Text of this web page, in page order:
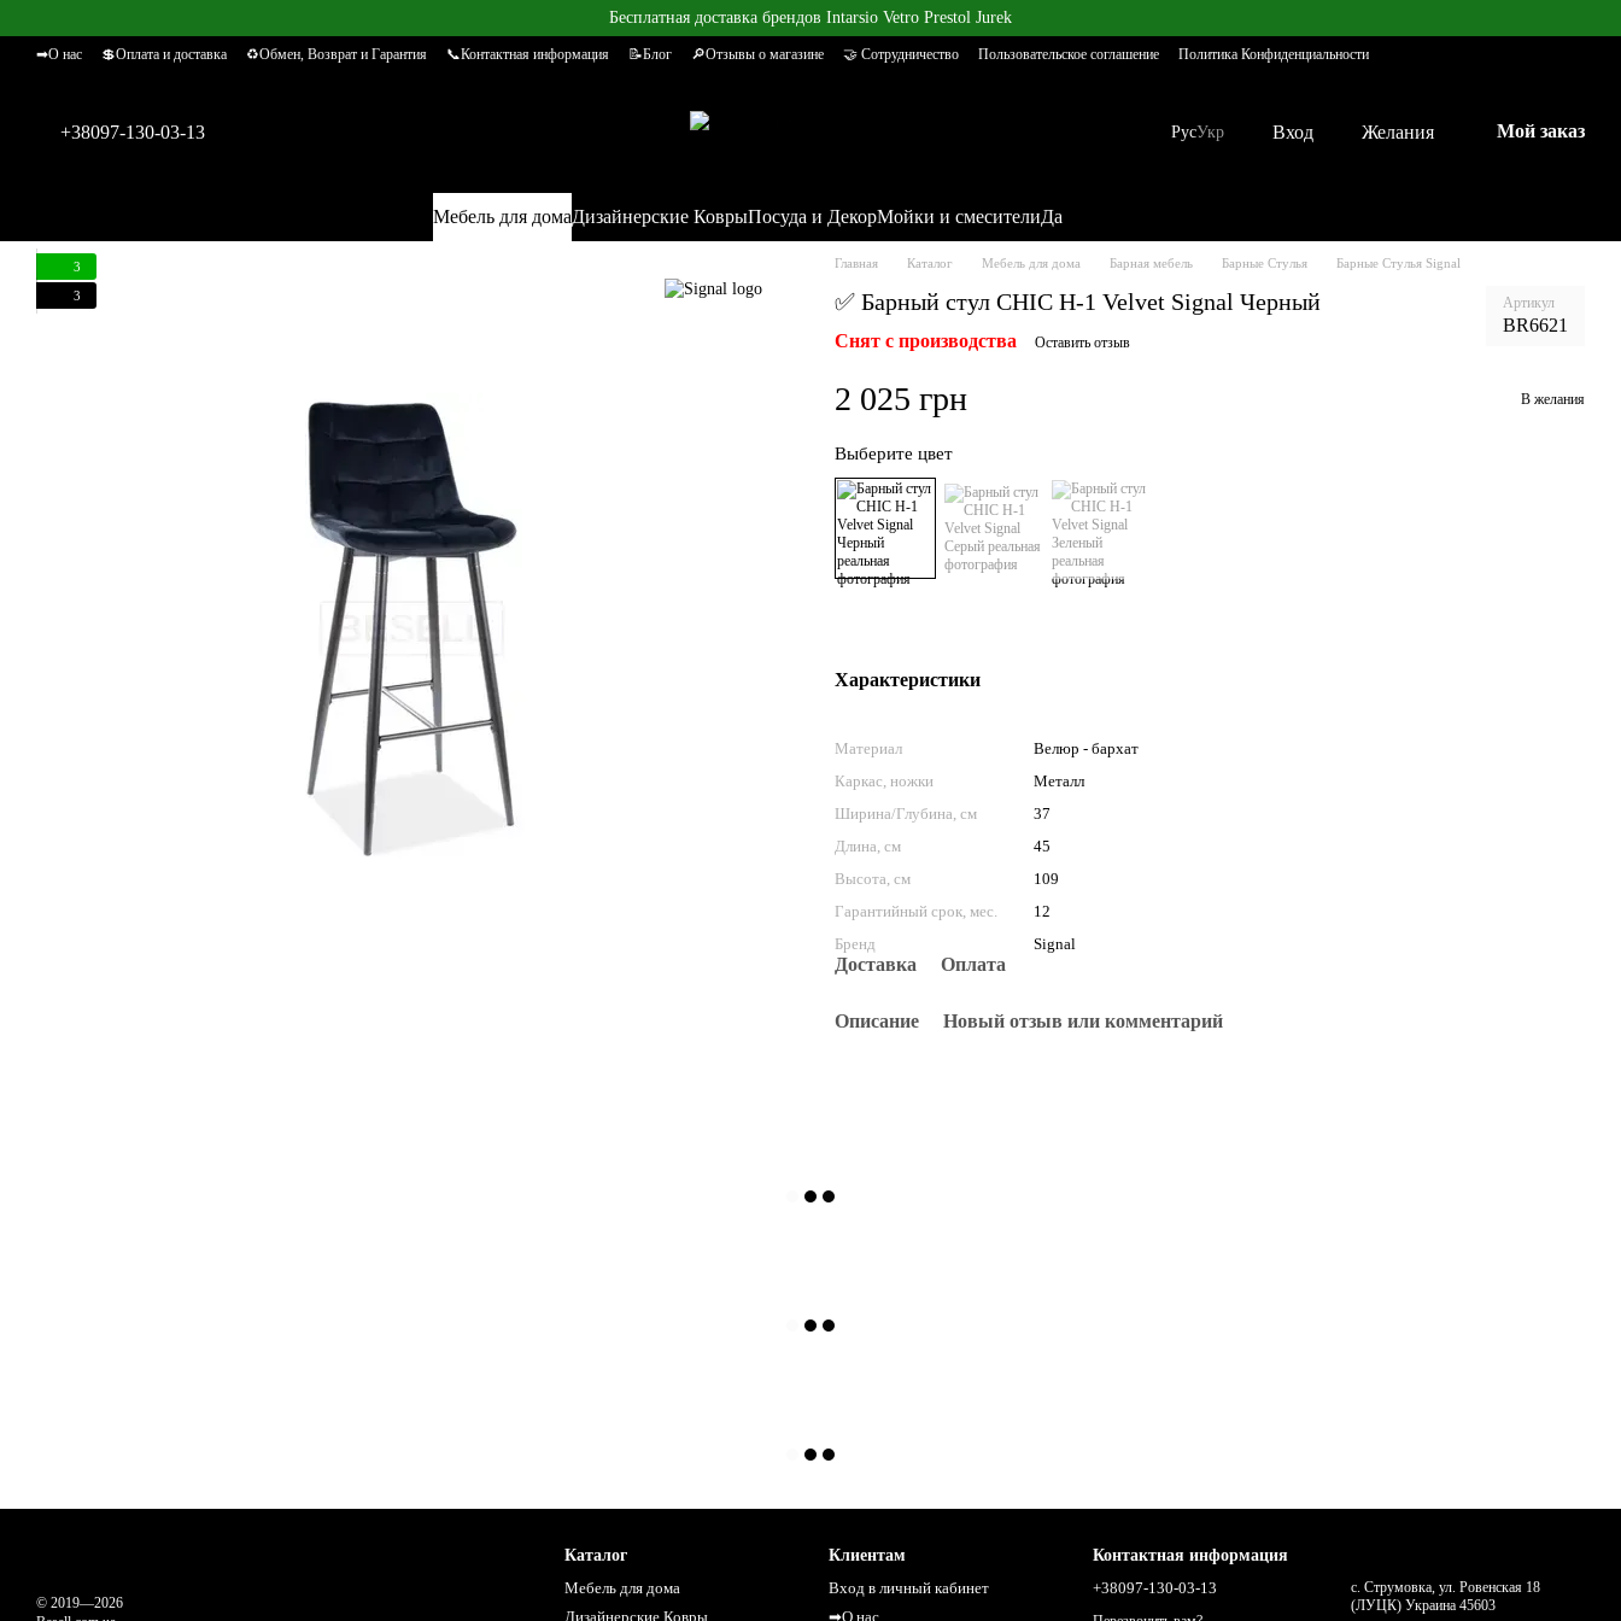
Бесплатная доставка брендов Intarsio Vetro Prestol Jurek
➡О нас 💲Оплата и доставка ♻Обмен, Возврат и Гарантия 📞Контактная информация 📝Блог 🔎Отзывы о магазине 🤝 Сотрудничество Пользовательское соглашение Политика Конфиденциальности
+38097-130-03-13 РусУкр Вход Желания Мой заказ
Мебель для домаДизайнерские КоврыПосуда и ДекорМойки и смесителиДа
3
3
Главная Каталог Мебель для дома Барная мебель Барные Стулья Барные Стулья Signal
✅ Барный стул CHIC H-1 Velvet Signal Черный Артикул
BR6621
Снят с производства Оставить отзыв
2 025 грн В желания
Выберите цвет
Характеристики
Материал
Велюр - бархат
Каркас, ножки
Металл
Ширина/Глубина, см
37
Длина, см
45
Высота, см
109
Гарантийный срок, мес.
12
Бренд
Signal
Доставка Оплата
Описание Новый отзыв или комментарий
© 2019—2026
Каталог
Мебель для дома
Дизайнерские Ковры
Клиентам
Вход в личный кабинет
➡О нас
Контактная информация
+38097-130-03-13
с. Струмовка, ул. Ровенская 18
(ЛУЦК) Украина 45603